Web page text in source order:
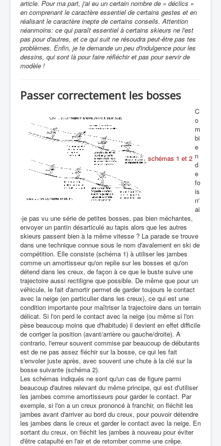
article. Pour ma part, j'ai eu un certain nombre de « déclics »
en comprenant le caractère essentiel de certains gestes et en
réalisant le caractère inepte de certains conseils. Attention
néanmoins: ce qui paraît essentiel à certains skieurs ne l'est
pas pour d'autres, et ce qui suit ne résoudra peut-être pas tes
problèmes. Enfin, je te demande un peu d'indulgence pour les
dessins, qui sont là pour faire réfléchir et pas pour servir de
modèle !
Passer correctement les bosses
schémas 1 et 2
C
o
m
bi
e
n
d
e
fo
is
n'
ai
-je pas vu une série de petites bosses, pas bien méchantes,
envoyer un pantin désarticulé au tapis alors que les autres
skieurs passent bien à la même vitesse ? La parade se trouve
dans une technique connue sous le nom d'avalement en ski de
compétition. Elle consiste (schéma 1) à utiliser les jambes
comme un amortisseur qu'on replie sur les bosses et qu'on
détend dans les creux, de façon à ce que le buste suive une
trajectoire aussi rectiligne que possible. De même que pour un
véhicule, le fait d'amortir permet de garder toujours le contact
avec la neige (en particulier dans les creux), ce qui est une
condition importante pour maîtriser la trajectoire dans un terrain
délicat. Si l'on perd le contact avec la neige (ou même si l'on
pèse beaucoup moins que d'habitude) il devient en effet difficile
de corriger la position (avant/arrière ou gauche/droite). A
contrario, l'erreur souvent commise par beaucoup de débutants
est de ne pas assez fléchir sur la bosse, ce qui les fait
s'envoler juste après, avec souvent une chute à la clé sur la
bosse suivante (schéma 2).
Les schémas indiqués ne sont qu'un cas de figure parmi
beaucoup d'autres relevant du même principe, qui est d'utiliser
les jambes comme amortisseurs pour garder le contact. Par
exemple, si l'on a un creux prononcé à franchir, on fléchit les
jambes avant d'arriver au bord du creux, pour pouvoir détendre
les jambes dans le creux et garder le contact avec la neige. En
sortant du creux, on fléchit les jambes à nouveau pour éviter
d'être catapulté en l'air et de retomber comme une crêpe.